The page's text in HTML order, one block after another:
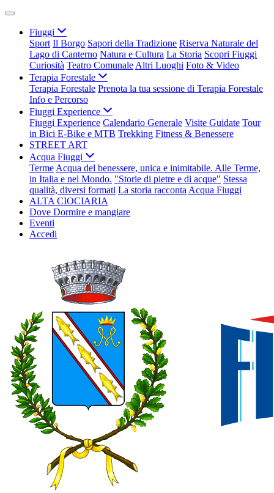
Fiuggi
Sport Il Borgo Sapori della Tradizione Riserva Naturale del
Lago di Canterno Natura e Cultura La Storia Scopri Fiuggi
Curiosità Teatro Comunale Altri Luoghi Foto & Video
Terapia Forestale
Terapia Forestale Prenota la tua sessione di Terapia Forestale
Info e Percorso
Fiuggi Experience
Fiuggi Experience Calendario Generale Visite Guidate Tour
in Bici E-Bike e MTB Trekking Fitness & Benessere
STREET ART
Acqua Fiuggi
Terme Acqua del benessere, unica e inimitabile. Alle Terme,
in Italia e nel Mondo. "Storie di pietre e di acque" Stessa
qualità, diversi formati La storia racconta Acqua Fiuggi
ALTA CIOCIARIA
Dove Dormire e mangiare
Eventi
Accedi